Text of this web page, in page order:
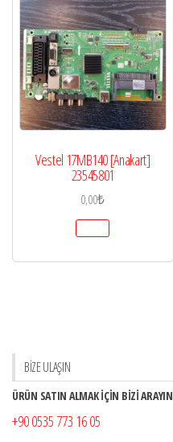
Vestel 17MB140 [Anakart]
23545801
0,00₺
BİZE ULAŞIN
ÜRÜN SATIN ALMAK İÇİN BİZİ ARAYIN
+90 0535 773 16 05